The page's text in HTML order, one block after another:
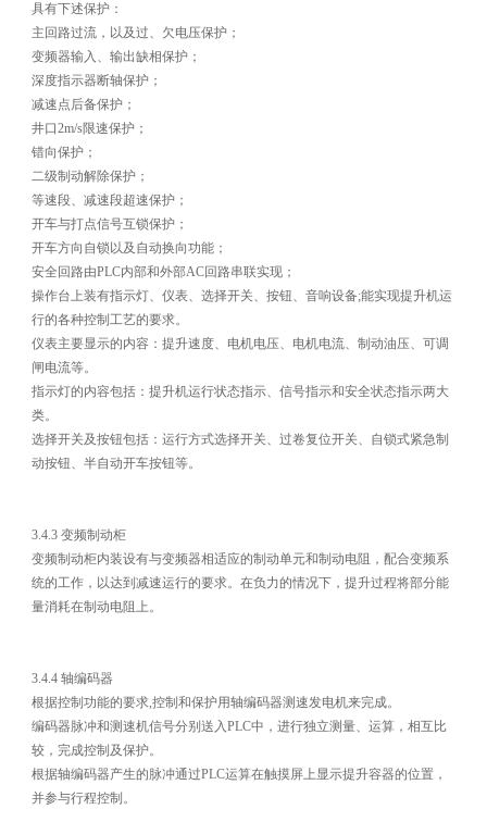
具有下述保护：
主回路过流，以及过、欠电压保护；
变频器输入、输出缺相保护；
深度指示器断轴保护；
减速点后备保护；
井口2m/s限速保护；
错向保护；
二级制动解除保护；
等速段、减速段超速保护；
开车与打点信号互锁保护；
开车方向自锁以及自动换向功能；
安全回路由PLC内部和外部AC回路串联实现；
操作台上装有指示灯、仪表、选择开关、按钮、音响设备;能实现提升机运
行的各种控制工艺的要求。
仪表主要显示的内容：提升速度、电机电压、电机电流、制动油压、可调
闸电流等。
指示灯的内容包括：提升机运行状态指示、信号指示和安全状态指示两大
类。
选择开关及按钮包括：运行方式选择开关、过卷复位开关、自锁式紧急制
动按钮、半自动开车按钮等。
3.4.3 变频制动柜
变频制动柜内装设有与变频器相适应的制动单元和制动电阻，配合变频系
统的工作，以达到减速运行的要求。在负力的情况下，提升过程将部分能
量消耗在制动电阻上。
3.4.4 轴编码器
根据控制功能的要求,控制和保护用轴编码器测速发电机来完成。
编码器脉冲和测速机信号分别送入PLC中，进行独立测量、运算，相互比
较，完成控制及保护。
根据轴编码器产生的脉冲通过PLC运算在触摸屏上显示提升容器的位置，
并参与行程控制。